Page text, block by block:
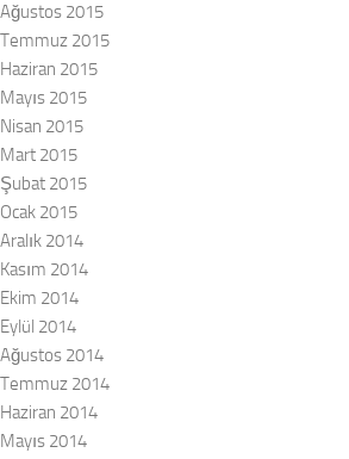
Ağustos 2015
Temmuz 2015
Haziran 2015
Mayıs 2015
Nisan 2015
Mart 2015
Şubat 2015
Ocak 2015
Aralık 2014
Kasım 2014
Ekim 2014
Eylül 2014
Ağustos 2014
Temmuz 2014
Haziran 2014
Mayıs 2014